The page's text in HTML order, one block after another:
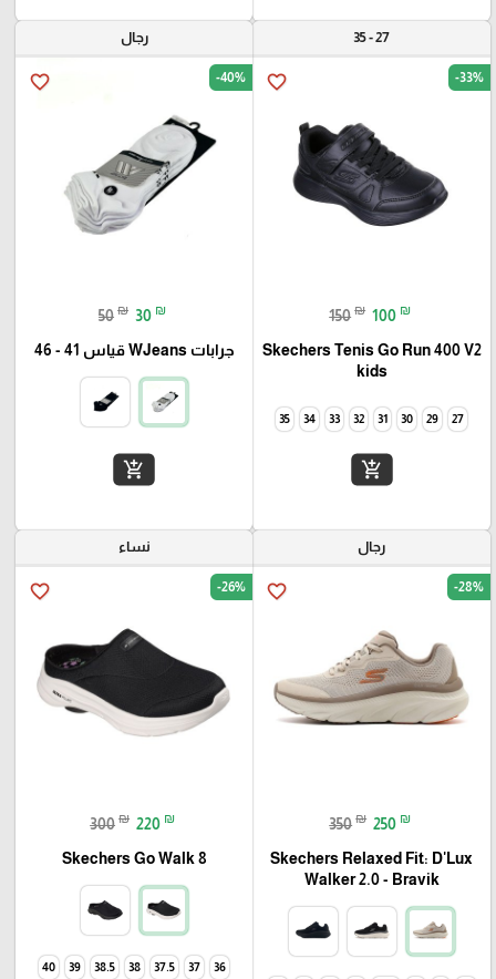
27 - 35
favorite_border -33%
150 ₪ 100 ₪
Skechers Tenis Go Run 400 V2
kids
27
29
30
31
32
33
34
35
add_shopping_cart
رجال
favorite_border -40%
50 ₪ 30 ₪
جرابات WJeans قياس 41 - 46
add_shopping_cart
رجال
favorite_border -28%
350 ₪ 250 ₪
Skechers Relaxed Fit: D'Lux
Walker 2.0 - Bravik
نساء
favorite_border -26%
300 ₪ 220 ₪
Skechers Go Walk 8
36
37
37.5
38
38.5
39
40